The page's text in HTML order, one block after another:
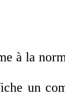
à la
un